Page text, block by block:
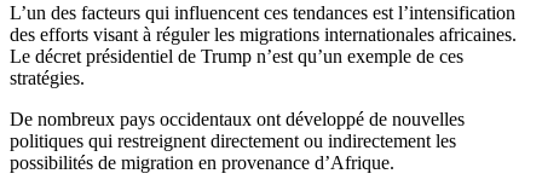
L’un des facteurs qui influencent ces tendances est l’intensification
des efforts visant à réguler les migrations internationales africaines.
Le décret présidentiel de Trump n’est qu’un exemple de ces
stratégies.
De nombreux pays occidentaux ont développé de nouvelles
politiques qui restreignent directement ou indirectement les
possibilités de migration en provenance d’Afrique.